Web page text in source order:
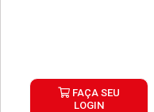
FAÇA SEU
LOGIN